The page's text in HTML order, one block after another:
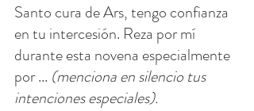
Santo cura de Ars, tengo confianza
en tu intercesión. Reza por mí
durante esta novena especialmente
por ... (menciona en silencio tus
intenciones especiales).